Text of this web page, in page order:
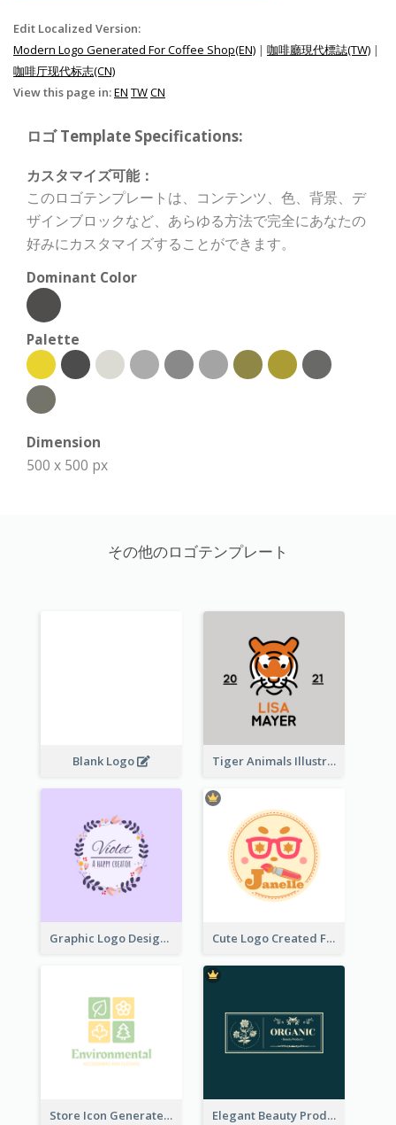
Edit Localized Version:
Modern Logo Generated For Coffee Shop(EN) | 咖啡廳現代標誌(TW) |
咖啡厅现代标志(CN)
View this page in:EN TWCN
ロゴ Template Specifications:
カスタマイズ可能：
このロゴテンプレートは、コンテンツ、色、背景、デ
ザインブロックなど、あらゆる方法で完全にあなたの
好みにカスタマイズすることができます。
Dominant Color
Palette
Dimension
500 x 500 px
その他のロゴテンプレート
Blank Logo Tiger Animals Illustrations Cute Logo
Graphic Logo Design For Content Creater Cute Logo Created For Personal Channel
Store Icon Generated With Combination Of Differene Elements Elegant Beauty Products Logo Generated With Complicated